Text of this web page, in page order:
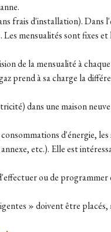
frais d'installation). Dans
mensualités sont fixes
de la mensualité à
prend à sa charge la
dans une maison
d'énergie,
etc.). Elle est
ou de programmer
» doivent être